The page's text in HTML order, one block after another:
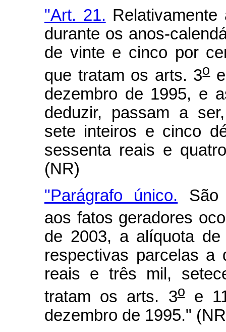
"Art. 21.
durante os anos-
de vinte e cinco por
que tratam os arts. 3oe
dezembro de 1995, e
deduzir, passam a
sete inteiros e cinco
sessenta reais e
(NR)
"Parágrafo único. São
aos fatos geradores
de 2003, a alíquota
respectivas parcelas a
reais e três mil,
tratam os arts. 3oe
dezembro de 1995."